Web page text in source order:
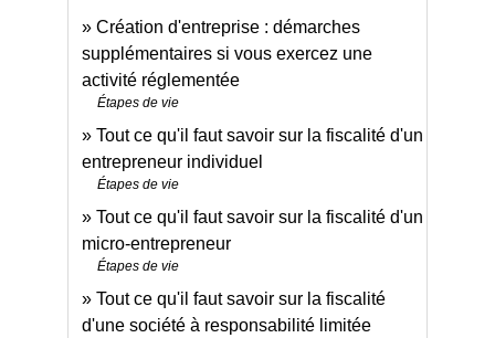
Création d'entreprise : démarches
supplémentaires si vous exercez une
activité réglementée
Étapes de vie
Tout ce qu'il faut savoir sur la fiscalité d'un
entrepreneur individuel
Étapes de vie
Tout ce qu'il faut savoir sur la fiscalité d'un
micro-entrepreneur
Étapes de vie
Tout ce qu'il faut savoir sur la fiscalité
d'une société à responsabilité limitée